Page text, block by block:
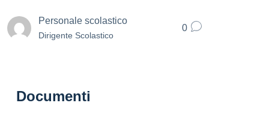
Personale scolastico
Dirigente Scolastico
0
Documenti